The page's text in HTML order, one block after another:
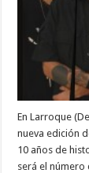
En Larroque
nueva edición
10 años de
será el número